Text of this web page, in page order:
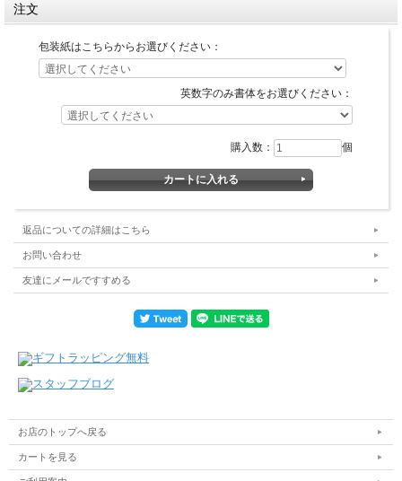
注文
包装紙はこちらからお選びください：
英数字のみ書体をお選びください：
購入数： 個
返品についての詳細はこちら
お問い合わせ
友達にメールですすめる
お店のトップへ戻る
カートを見る